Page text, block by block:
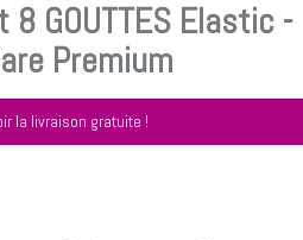
8 GOUTTES Elastic -
Premium
la livraison gratuite !